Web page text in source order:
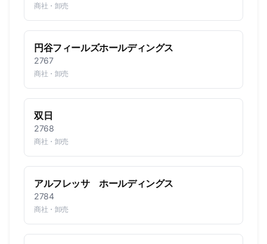
商社・卸売
円谷フィールズホールディングス
2767
商社・卸売
双日
2768
商社・卸売
アルフレッサ ホールディングス
2784
商社・卸売